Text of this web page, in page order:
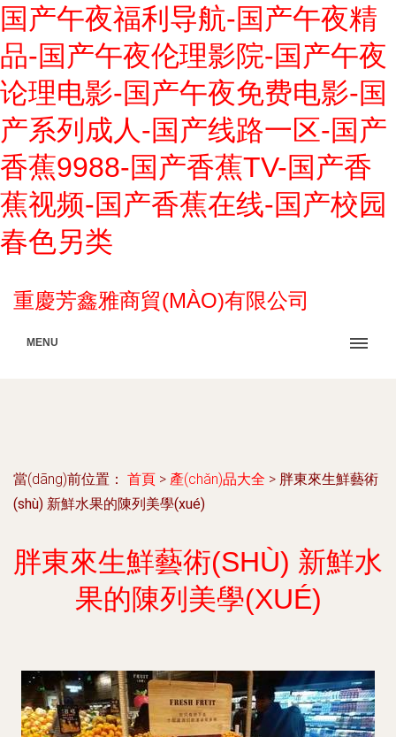
国产午夜福利导航-国产午夜精
品-国产午夜伦理影院-国产午夜
论理电影-国产午夜免费电影-国
产系列成人-国产线路一区-国产
香蕉9988-国产香蕉TV-国产香
蕉视频-国产香蕉在线-国产校园
春色另类
重慶芳鑫雅商貿(MÀO)有限公司
MENU
當(dāng)前位置： 首頁 > 產(chǎn)品大全 > 胖東來生鮮藝術
(shù) 新鮮水果的陳列美學(xué)
胖東來生鮮藝術(SHÙ) 新鮮水
果的陳列美學(XUÉ)